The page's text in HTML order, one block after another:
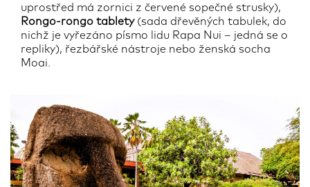
uprostřed má zornici z červené sopečné strusky),
Rongo-rongo tablety(sada dřevěných tabulek, do
nichž je vyřezáno písmo lidu Rapa Nui – jedná se o
repliky), řezbářské nástroje nebo ženská socha
Moai.